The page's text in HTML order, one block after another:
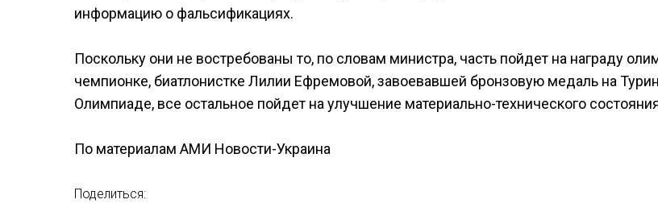
информацию о фальсификациях.
Поскольку они не востребованы то, по словам министра, часть пойдет на награду
чемпионке, биатлонистке Лилии Ефремовой, завоевавшей бронзовую медаль на
Олимпиаде, все остальное пойдет на улучшение материально-технического
По материалам АМИ Новости-Украина
Поделиться: